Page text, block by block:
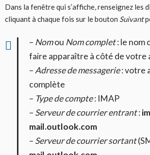
Dans la fenêtre qui s’affiche, renseignez les
cliquant à chaque fois sur le bouton Suivant
– Nomou Nom complet: le nom
faire apparaître à côté de votre
– Adresse de messagerie: votre
complète
– Type de compte: IMAP
– Serveur de courrier entrant:
mail.outlook.com
– Serveur de courrier sortant